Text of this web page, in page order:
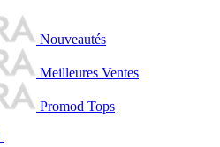
Nouveautés
Meilleures Ventes
Promod Tops